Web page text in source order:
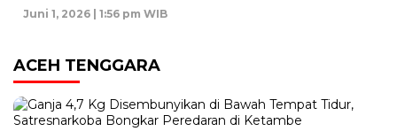
Juni 1, 2026 | 1:56 pm WIB
ACEH TENGGARA